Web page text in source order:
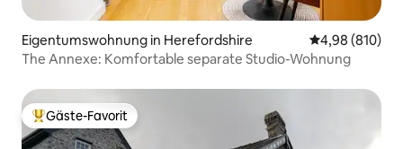
Eigentumswohnung in Herefordshire
4,98 (810)
The Annexe: Komfortable separate Studio-Wohnung
Beliebter Gäste-Favorit.
Gäste-Favorit